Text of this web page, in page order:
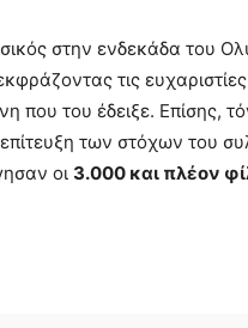
στην ενδεκάδα του
τις
που του έδειξε. Επίσης,
των στόχων του
οι 3.000 και πλέον